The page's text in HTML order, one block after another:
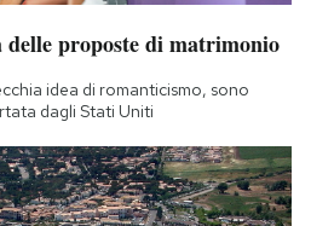
proposte di matrimonio
idea di romanticismo, sono
dagli Stati Uniti